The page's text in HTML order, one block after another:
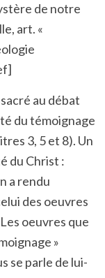
de notre
art. «
au débat
du témoignage
3, 5 et 8). Un
du Christ :
a rendu
des oeuvres
oeuvres que
»
se parle de lui-